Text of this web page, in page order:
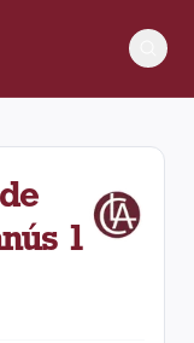
de Belgrano
1